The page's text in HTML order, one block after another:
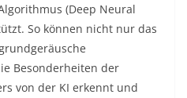
(Deep Neural
So können nicht nur das
Besonderheiten der
von der KI erkennt und